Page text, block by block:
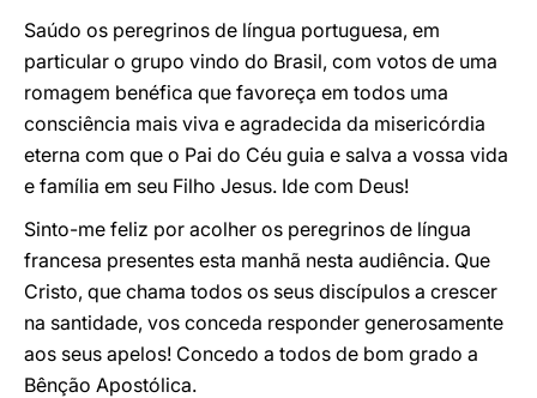
Saúdo os peregrinos de língua portuguesa, em
particular o grupo vindo do Brasil, com votos de uma
romagem benéfica que favoreça em todos uma
consciência mais viva e agradecida da misericórdia
eterna com que o Pai do Céu guia e salva a vossa vida
e família em seu Filho Jesus. Ide com Deus!
Sinto-me feliz por acolher os peregrinos de língua
francesa presentes esta manhã nesta audiência. Que
Cristo, que chama todos os seus discípulos a crescer
na santidade, vos conceda responder generosamente
aos seus apelos! Concedo a todos de bom grado a
Bênção Apostólica.